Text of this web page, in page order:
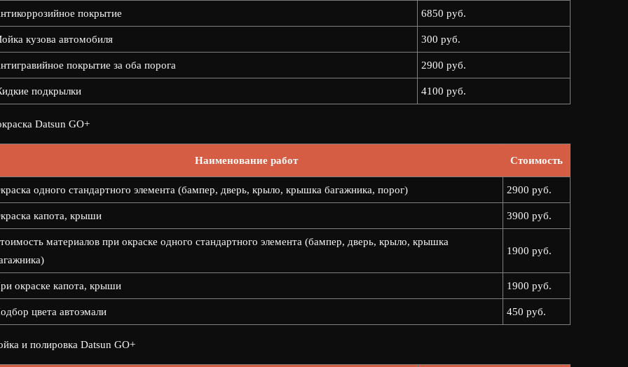
покрытие 6850 руб.
кузова автомобиля 300 руб.
покрытие за оба порога 2900 руб.
подкрылки 4100 руб.
Datsun GO+
Наименование работ Стоимость
одного стандартного элемента (бампер, дверь, крыло, крышка багажника, порог) 2900 руб.
капота, крыши 3900 руб.
материалов при окраске одного стандартного элемента (бампер, дверь, крыло, крышка
1900 руб.
окраске капота, крыши 1900 руб.
цвета автоэмали 450 руб.
и полировка Datsun GO+